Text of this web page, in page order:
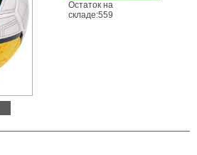
Остаток на
складе:559